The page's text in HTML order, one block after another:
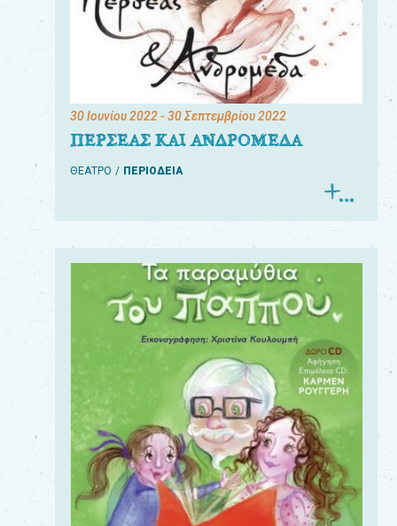
30 Ιουνίου 2022- 30 Σεπτεμβρίου 2022
ΠΕΡΣΕΑΣ ΚΑΙ ΑΝΔΡΟΜΕΔΑ
ΘΕΑΤΡΟ ΠΕΡΙΟΔΕΙΑ